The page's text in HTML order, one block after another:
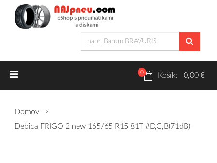
Letné pneumatiky 0 Košík: 0,00 €
Domov
Debica FRIGO 2 new 165/65 R15 81T #D,C,B(71dB)